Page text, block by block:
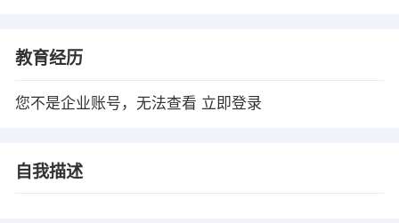
教育经历
您不是企业账号，无法查看 立即登录
自我描述